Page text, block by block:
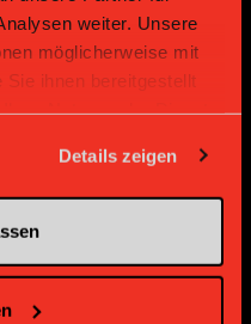
weiter. Unsere
möglicherweise mit
ihnen bereitgestellt
Details zeigen